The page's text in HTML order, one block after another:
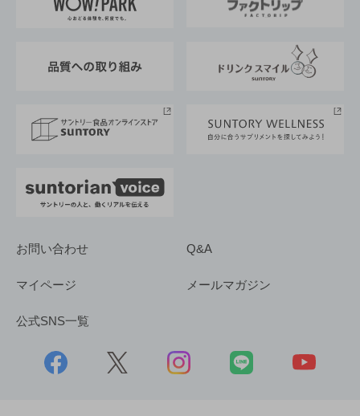
地域情報
サントリーサンバーズ大阪
サントリーが考えるサステナビリティ経営
企業概要
採用情報
お問い合わせ Q&A
マイページ メールマガジン
公式SNS一覧